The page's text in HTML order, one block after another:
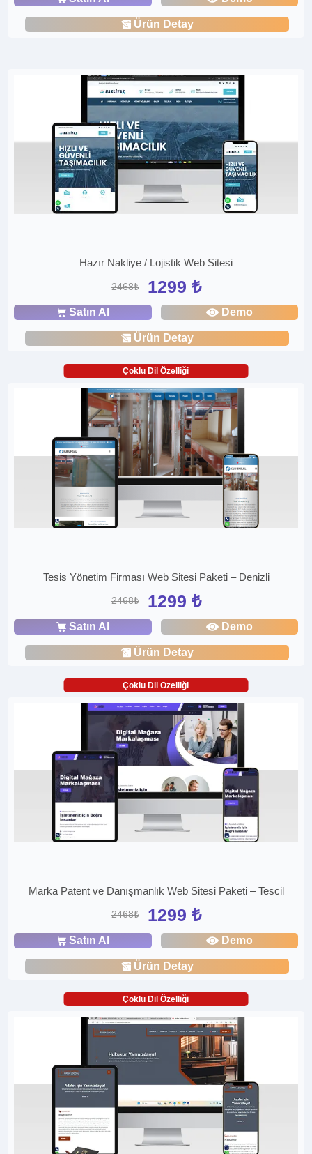
Ürün Detay
Hazır Nakliye / Lojistik Web Sitesi
2468₺ 1299 ₺
Satın Al Demo
Ürün Detay
Çoklu Dil Özelliği
Tesis Yönetim Firması Web Sitesi Paketi – Denizli
2468₺ 1299 ₺
Satın Al Demo
Ürün Detay
Çoklu Dil Özelliği
Marka Patent ve Danışmanlık Web Sitesi Paketi – Tescil
2468₺ 1299 ₺
Satın Al Demo
Ürün Detay
Çoklu Dil Özelliği